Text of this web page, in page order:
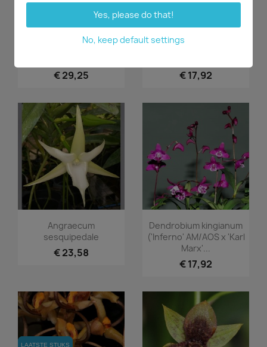
€ 29,25 € 17,92
Snel bekijken
Angraecum
sesquipedale
€ 23,58
Snel bekijken
Dendrobium kingianum
('Inferno' AM/AOS x 'Karl
Marx'...
€ 17,92
LAATSTE STUKS
LAATSTE STUKS
Yes, please do that!
No, keep default settings